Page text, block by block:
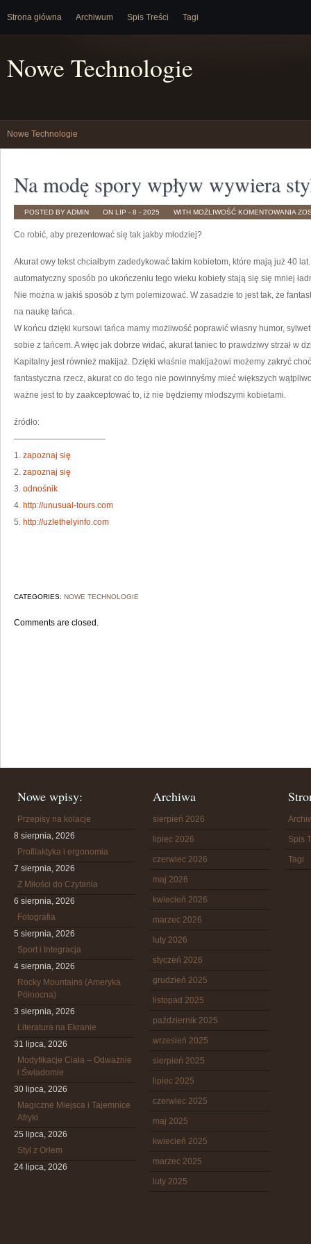
Strona główna Archiwum Spis Treści Tagi
Nowe Technologie
Nowe Technologie
Na modę spory wpływ wywiera
POSTED BY ADMIN ON LIP - 8 - 2025 WITH MOŻLIWOŚĆ KOMENTOWANIA NA
Co robić, aby prezentować się tak jakby młodziej?
Akurat owy tekst chciałbym zadedykować takim kobietom, które mają już 40
automatyczny sposób po ukończeniu tego wieku kobiety stają się się mniej
Nie można w jakiś sposób z tym polemizować. W zasadzie to jest tak, że
na naukę tańca.
W końcu dzięki kursowi tańca mamy możliwość poprawić własny humor,
sobie z tańcem. A więc jak dobrze widać, akurat taniec to prawdziwy strzał w
Kapitalny jest również makijaż. Dzięki właśnie makijażowi możemy zakryć
fantastyczna rzecz, akurat co do tego nie powinnyśmy mieć większych
ważne jest to by zaakceptować to, iż nie będziemy młodszymi kobietami.
źródło:
———————————
1. zapoznaj się
2. zapoznaj się
3. odnośnik
4. http://unusual-tours.com
5. http://uzlethelyinfo.com
CATEGORIES: NOWE TECHNOLOGIE
Comments are closed.
Nowe wpisy:
Przepisy na kolacje
8 sierpnia, 2026
Profilaktyka i ergonomia
7 sierpnia, 2026
Z Miłości do Czytania
6 sierpnia, 2026
Fotografia
5 sierpnia, 2026
Sport i Integracja
4 sierpnia, 2026
Rocky Mountains (Ameryka
Północna)
3 sierpnia, 2026
Literatura na Ekranie
31 lipca, 2026
Modyfikacje Ciała – Odważnie
i Świadomie
30 lipca, 2026
Magiczne Miejsca i Tajemnice
Afryki
25 lipca, 2026
Styl z Orłem
24 lipca, 2026
Archiwa
sierpień 2026
lipiec 2026
czerwiec 2026
maj 2026
kwiecień 2026
marzec 2026
luty 2026
styczeń 2026
grudzień 2025
listopad 2025
październik 2025
wrzesień 2025
sierpień 2025
lipiec 2025
czerwiec 2025
maj 2025
kwiecień 2025
marzec 2025
luty 2025
Spis
Tagi